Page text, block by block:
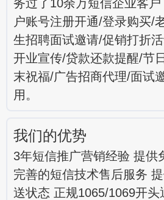
务过了10余万短信企业客
户账号注册开通/登录购买/
生招聘面试邀请/促销打折
开业宣传/贷款还款提醒/节
末祝福/广告招商代理/面试
用。
我们的优势
3年短信推广营销经验 提供
完善的短信技术售后服务
送状态 正规1065/1069开头